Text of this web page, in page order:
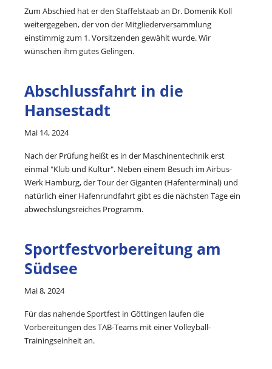
Zum Abschied hat er den Staffelstaab an Dr. Domenik Koll
weitergegeben, der von der Mitgliederversammlung
einstimmig zum 1. Vorsitzenden gewählt wurde. Wir
wünschen ihm gutes Gelingen.
Abschlussfahrt in die
Hansestadt
Mai 14, 2024
Nach der Prüfung heißt es in der Maschinentechnik erst
einmal "Klub und Kultur". Neben einem Besuch im Airbus-
Werk Hamburg, der Tour der Giganten (Hafenterminal) und
natürlich einer Hafenrundfahrt gibt es die nächsten Tage ein
abwechslungsreiches Programm.
Sportfestvorbereitung am
Südsee
Mai 8, 2024
Für das nahende Sportfest in Göttingen laufen die
Vorbereitungen des TAB-Teams mit einer Volleyball-
Trainingseinheit an.